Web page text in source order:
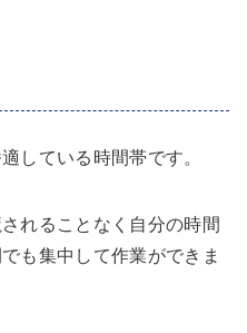
している時間帯です。
れることなく自分の時間
も集中して作業ができま